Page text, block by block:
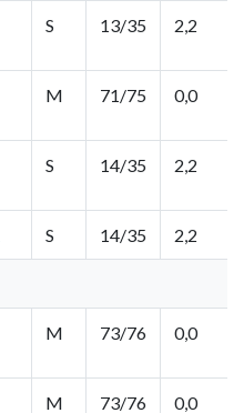
S 13/35 2,2
M 71/75 0,0
S 14/35 2,2
S 14/35 2,2
M 73/76 0,0
M 73/76 0,0